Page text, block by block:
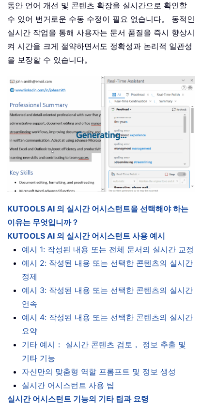
동안 언어 개선 및 콘텐츠 확장을 실시간으로 확인할
수 있어 번거로운 수동 수정이 필요 없습니다。 동적인
실시간 작업을 통해 사용자는 문서 품질을 즉시 향상시
켜 시간을 크게 절약하면서도 정확성과 논리적 일관성
을 보장할 수 있습니다。
KUTOOLS AI 의 실시간 어시스턴트을 선택해야 하는
이유는 무엇입니까？
KUTOOLS AI 의 실시간 어시스턴트 사용 예시
예시 1: 작성된 내용 또는 전체 문서의 실시간 교정
예시 2: 작성된 내용 또는 선택한 콘텐츠의 실시간
정제
예시 3: 작성된 내용 또는 선택한 콘텐츠의 실시간
연속
예시 4: 작성된 내용 또는 선택한 콘텐츠의 실시간
요약
기타 예시： 실시간 콘텐츠 검토， 정보 추출 및
기타 기능
자신만의 맞춤형 역할 프롬프트 및 정보 생성
실시간 어시스턴트 사용 팁
실시간 어시스턴트 기능의 기타 팁과 요령